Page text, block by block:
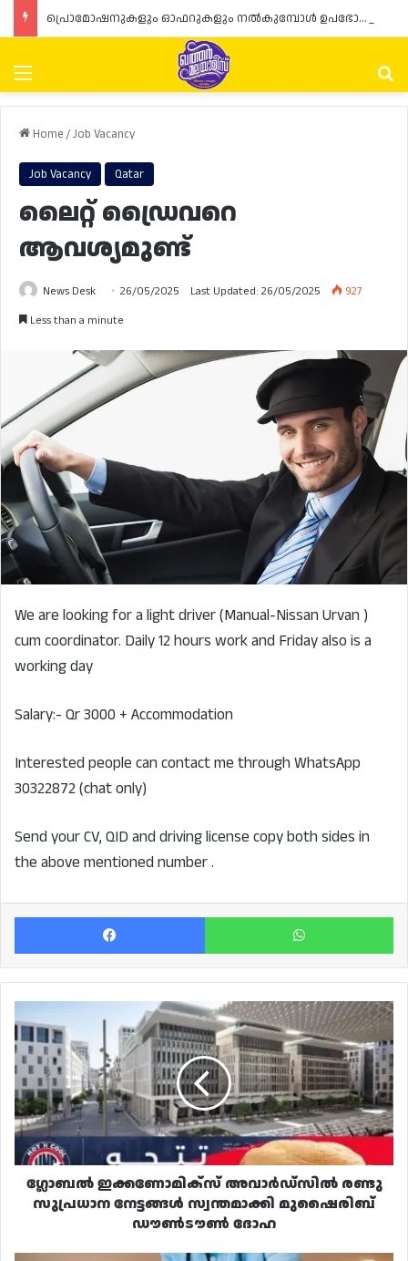
പ്രൊമോഷനുകളും ഓഫറുകളും നൽകുമ്പോൾ ഉപഭോക്താക്കളുടെ അവകാശങ്ങൾ ഉറപ്പാക്കണമെന്ന് ഖത്തർ വാണിജ്യ വ്യവസായ മന്ത്രാലയത്തിന്റെ (MoCI) നിർദ്ദേശം
Menu
Home/Job Vacancy
Job Vacancy Qatar
ലൈറ്റ് ഡ്രൈവറെ
ആവശ്യമുണ്ട്
News Desk 26/05/2025 Last Updated: 26/05/2025
927
Less than a minute
We are looking for a light driver (Manual-Nissan Urvan )
cum coordinator. Daily 12 hours work and Friday also is a
working day
Salary:- Qr 3000 + Accommodation
Interested people can contact me through WhatsApp
30322872 (chat only)
Send your CV, QID and driving license copy both sides in
the above mentioned number .
Facebook
ഇക്കണോമിക്‌സ്
അവാർഡ്‌സിൽ
രണ്ടു
സുപ്രധാന
നേട്ടങ്ങൾ
സ്വന്തമാക്കി
മുഷൈരിബ്
ഡൗൺടൗൺ
ദോഹ
ഗ്ലോബൽ ഇക്കണോമിക്‌സ് അവാർഡ്‌സിൽ രണ്ടു
സുപ്രധാന നേട്ടങ്ങൾ സ്വന്തമാക്കി മുഷൈരിബ്
ഡൗൺടൗൺ ദോഹ